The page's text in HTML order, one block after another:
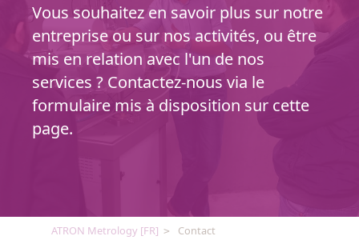
Vous souhaitez en savoir plus sur notre
entreprise ou sur nos activités, ou être
mis en relation avec l'un de nos
services ? Contactez-nous via le
formulaire mis à disposition sur cette
page.
ATRON Metrology [FR] Contact